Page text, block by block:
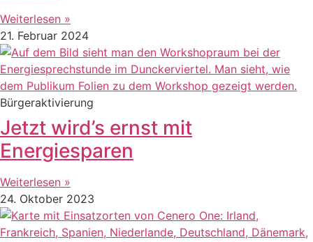
Weiterlesen »
21. Februar 2024
Bürgeraktivierung
Jetzt wird’s ernst mit
Energiesparen
Weiterlesen »
24. Oktober 2023